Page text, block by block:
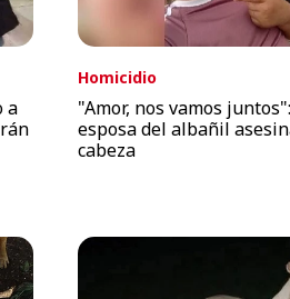
a
Homicidio
"Amor, nos vamos
esposa del albañil
cabeza